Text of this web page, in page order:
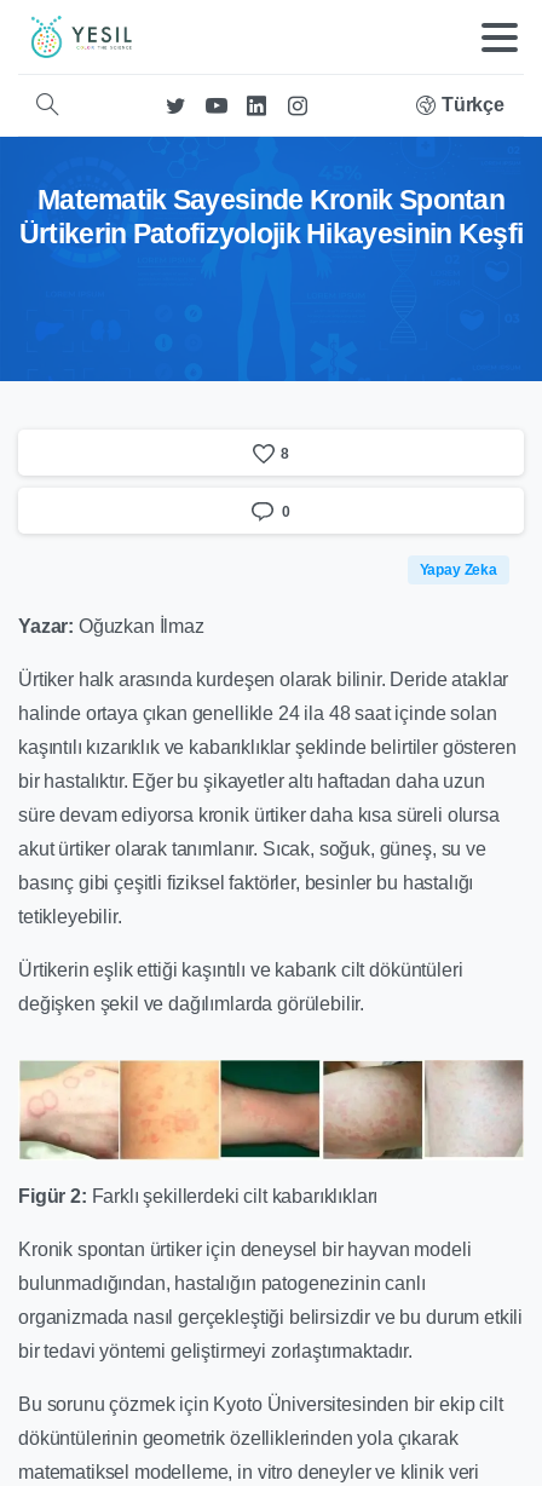
Türkçe
Matematik Sayesinde Kronik Spontan
Ürtikerin Patofizyolojik Hikayesinin Keşfi
8
0
Yapay Zeka
Yazar: Oğuzkan İlmaz
Ürtiker halk arasında kurdeşen olarak bilinir. Deride ataklar
halinde ortaya çıkan genellikle 24 ila 48 saat içinde solan
kaşıntılı kızarıklık ve kabarıklıklar şeklinde belirtiler gösteren
bir hastalıktır. Eğer bu şikayetler altı haftadan daha uzun
süre devam ediyorsa kronik ürtiker daha kısa süreli olursa
akut ürtiker olarak tanımlanır. Sıcak, soğuk, güneş, su ve
basınç gibi çeşitli fiziksel faktörler, besinler bu hastalığı
tetikleyebilir.
Ürtikerin eşlik ettiği kaşıntılı ve kabarık cilt döküntüleri
değişken şekil ve dağılımlarda görülebilir.
Figür 2: Farklı şekillerdeki cilt kabarıklıkları
Kronik spontan ürtiker için deneysel bir hayvan modeli
bulunmadığından, hastalığın patogenezinin canlı
organizmada nasıl gerçekleştiği belirsizdir ve bu durum etkili
bir tedavi yöntemi geliştirmeyi zorlaştırmaktadır.
Bu sorunu çözmek için Kyoto Üniversitesinden bir ekip cilt
döküntülerinin geometrik özelliklerinden yola çıkarak
matematiksel modelleme, in vitro deneyler ve klinik veri